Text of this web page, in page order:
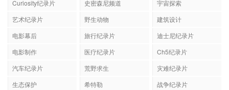
Curiosity纪录片 史密森尼频道
宇宙探索
艺术纪录片
野生动物
建筑设计
电影幕后
旅行纪录片
迪士尼纪录片
电影制作
医疗纪录片
Ch5纪录片
汽车纪录片
荒野求生
灾难纪录片
生态保护
希特勒
战争纪录片